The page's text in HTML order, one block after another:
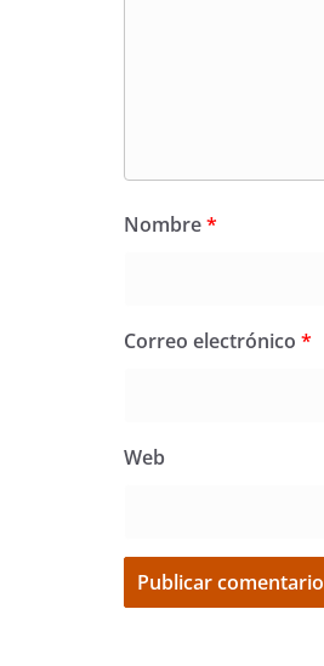
Nombre*
Correo electrónico *
Web